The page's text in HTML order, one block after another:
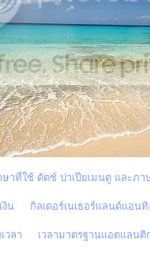
ษาที่ใช้ ดัตช์ ปาเปียเมนตู และภา
งิน กิลเดอร์เนเธอร์แลนด์แอนทิ
เวลา เวลามาตรฐานแอตแลนติ